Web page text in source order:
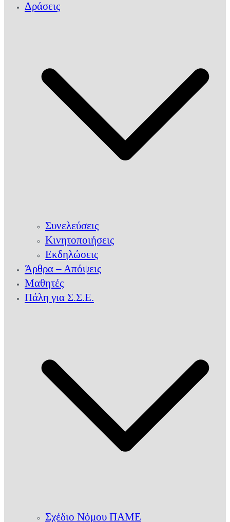
Δράσεις
Συνελεύσεις
Κινητοποιήσεις
Εκδηλώσεις
Άρθρα – Απόψεις
Μαθητές
Πάλη για Σ.Σ.Ε.
Σχέδιο Νόμου ΠΑΜΕ